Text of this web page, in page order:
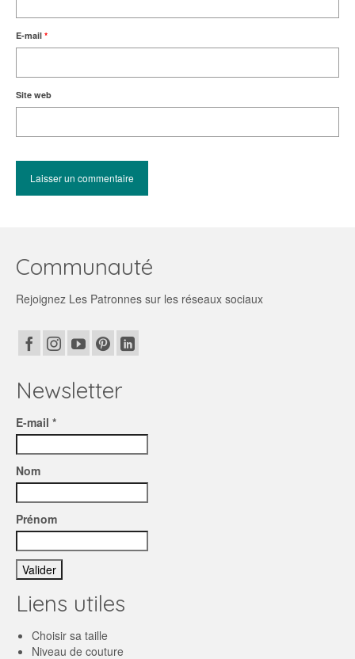
E-mail *
Site web
Communauté
Rejoignez Les Patronnes sur les réseaux sociaux
Newsletter
E-mail *
Nom
Prénom
Liens utiles
Choisir sa taille
Niveau de couture